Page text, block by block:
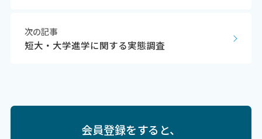
次の記事
短大・大学進学に関する実態調査
会員登録をすると、